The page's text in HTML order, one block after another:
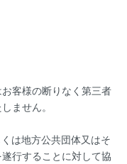
客様の断りなく第三者
ません。
は地方公共団体又はそ
行することに対して協